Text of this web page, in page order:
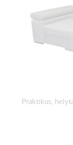
Praktikus,